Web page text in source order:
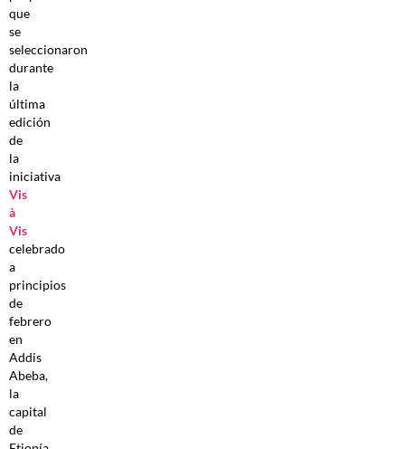
que
se
seleccionaron
durante
la
última
edición
de
la
iniciativa
Vis
à
Vis
celebrado
a
principios
de
febrero
en
Addis
Abeba,
la
capital
de